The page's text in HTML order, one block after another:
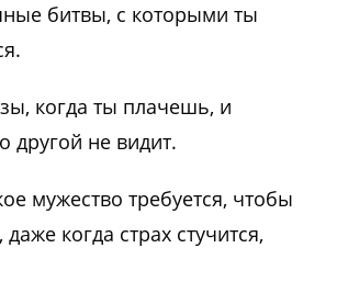
битвы, с которыми ты
когда ты плачешь, и
другой не видит.
мужество требуется, чтобы
когда страх стучится,